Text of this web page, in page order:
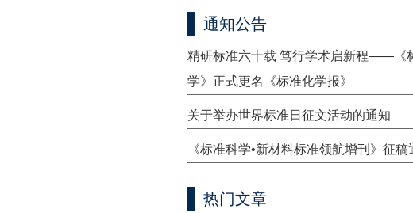
通知公告
精研标准六十载 笃行学术启新程——《
学》正式更名《标准化学报》
关于举办世界标准日征文活动的通知
《标准科学•新材料标准领航增刊》征稿
热门文章